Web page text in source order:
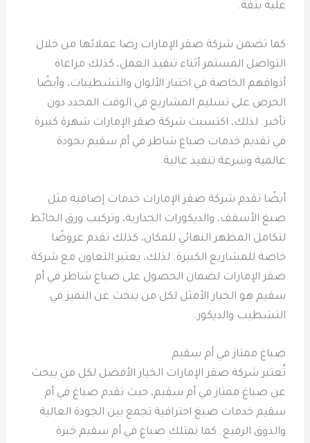
عليه بثقة.
كما تضمن شركة صقر الإمارات رضا عملائها من خلال
التواصل المستمر أثناء تنفيذ العمل، كذلك مراعاة
أذواقهم الخاصة في اختيار الألوان والتشطيبات، وأيضًا
الحرص على تسليم المشاريع في الوقت المحدد دون
تأخير. لذلك، اكتسبت شركة صقر الإمارات شهرة كبيرة
في تقديم خدمات صباغ شاطر في أم سقيم بجودة
عالمية وسرعة تنفيذ عالية.
أيضًا تقدم شركة صقر الإمارات خدمات إضافية مثل
صبغ الأسقف، والديكورات الجدارية، وتركيب ورق الحائط
لتكامل المظهر النهائي للمكان، كذلك تقدم عروضًا
خاصة للمشاريع الكبيرة. لذلك، يعتبر التعاون مع شركة
صقر الإمارات لضمان الحصول على صباغ شاطر في أم
سقيم هو الخيار الأمثل لكل من يبحث عن التميز في
التشطيب والديكور.
صباغ ممتاز في أم سقيم
تُعتبر شركة صقر الإمارات الخيار الأفضل لكل من يبحث
عن صباغ ممتاز في أم سقيم، حيث تقدم صباغ في أم
سقيم خدمات صبغ احترافية تجمع بين الجودة العالية
والذوق الرفيع. كما تمتلك صباغ في أم سقيم خبرة